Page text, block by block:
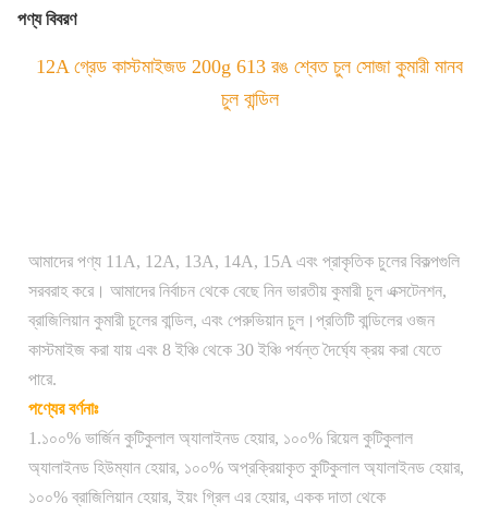
পণ্য বিবরণ
12A গ্রেড কাস্টমাইজড 200g 613 রঙ শ্বেত চুল সোজা কুমারী মানব
চুল বান্ডিল
আমাদের পণ্য 11A, 12A, 13A, 14A, 15A এবং প্রাকৃতিক চুলের বিকল্পগুলি
সরবরাহ করে। আমাদের নির্বাচন থেকে বেছে নিন ভারতীয় কুমারী চুল এক্সটেনশন,
ব্রাজিলিয়ান কুমারী চুলের বান্ডিল, এবং পেরুভিয়ান চুল।প্রতিটি বান্ডিলের ওজন
কাস্টমাইজ করা যায় এবং 8 ইঞ্চি থেকে 30 ইঞ্চি পর্যন্ত দৈর্ঘ্যে ক্রয় করা যেতে
পারে.
পণ্যের বর্ণনাঃ
1.১০০% ভার্জিন কুটিকুলাল অ্যালাইনড হেয়ার, ১০০% রিয়েল কুটিকুলাল
অ্যালাইনড হিউম্যান হেয়ার, ১০০% অপ্রক্রিয়াকৃত কুটিকুলাল অ্যালাইনড হেয়ার,
১০০% ব্রাজিলিয়ান হেয়ার, ইয়ং গ্রিল এর হেয়ার, একক দাতা থেকে